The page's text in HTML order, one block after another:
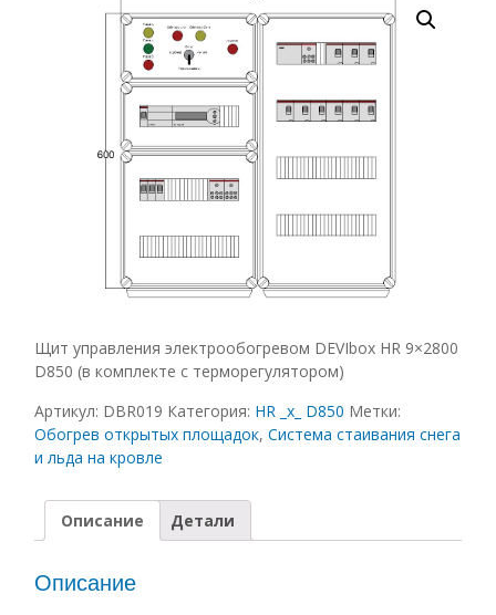
Щит управления электрообогревом DEVIbox HR 9×2800
D850 (в комплекте с терморегулятором)
Артикул: DBR019 Категория: HR _x_ D850 Метки:
Обогрев открытых площадок, Система стаивания снега
и льда на кровле
Описание Детали
Описание